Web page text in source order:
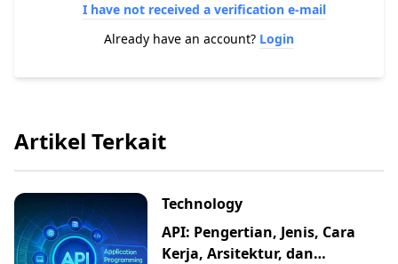
I have not received a verification e-mail
Already have an account? Login
Artikel Terkait
Technology
API: Pengertian, Jenis, Cara
Kerja, Arsitektur, dan